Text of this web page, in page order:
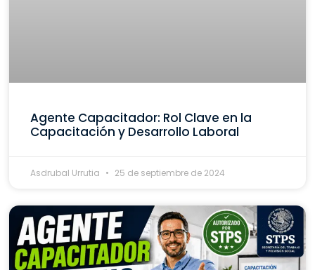
Agente Capacitador: Rol Clave en la
Capacitación y Desarrollo Laboral
Asdrubal Urrutia 25 de septiembre de 2024